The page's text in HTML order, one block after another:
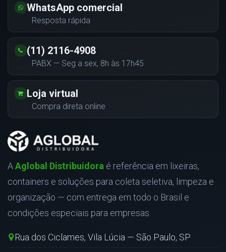
WhatsApp comercial
Resposta rápida
(11) 2116-4908
PABX — Seg a sex, 8h às 17h45
Loja virtual
Compra direta online
AAglobal Distribuidora é referência em lixeiras,
containers e soluções para coleta seletiva, limpeza e
organização — com entrega em todo o Brasil e
condições especiais para empresas.
Rua dos Ciclames, Vila Lúcia — São Paulo, SP